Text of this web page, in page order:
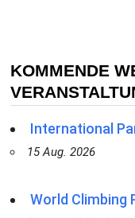
KOMMENDE
International
15 Aug. 2026
World Climbing